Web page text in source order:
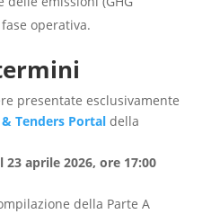
operativa.
presentate esclusivamente
Tenders Portaldella
23 aprile 2026, ore 17:00
della Parte A